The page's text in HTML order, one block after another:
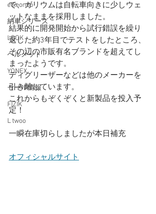
etxeondo
納車シリーズ
LOOK
ヘルメット
YONEX
セール情報
FIZIK
L twoo
で、ガリウムは自転車向きに少しウェ
ットなままを採用しました。
結果的に開発開始から試行錯誤を繰り
返した約3年目でテストをしたところ、
その辺の市販有名ブランドを超えてし
まったようです。
ディグリーザーなどは他のメーカーを
引き離しています。
これからもぞくぞくと新製品を投入予
定！
一瞬在庫切らしましたが本日補充
オフィシャルサイト